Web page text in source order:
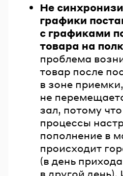
Не
графики
с графиками
товара на
проблема
товар после
в зоне приемки,
не
зал, потому
процессы
пополнение в
происходит
(в день
в другой